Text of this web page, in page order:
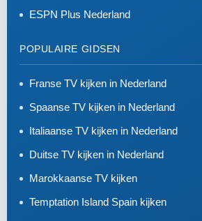
ESPN Plus Nederland
POPULAIRE GIDSEN
Franse TV kijken in Nederland
Spaanse TV kijken in Nederland
Italiaanse TV kijken in Nederland
Duitse TV kijken in Nederland
Marokkaanse TV kijken
Temptation Island Spain kijken